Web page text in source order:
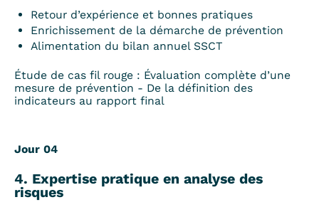
Retour d’expérience et bonnes pratiques
Enrichissement de la démarche de prévention
Alimentation du bilan annuel SSCT
Étude de cas fil rouge : Évaluation complète d’une
mesure de prévention - De la définition des
indicateurs au rapport final
Jour 04
4. Expertise pratique en analyse des
risques